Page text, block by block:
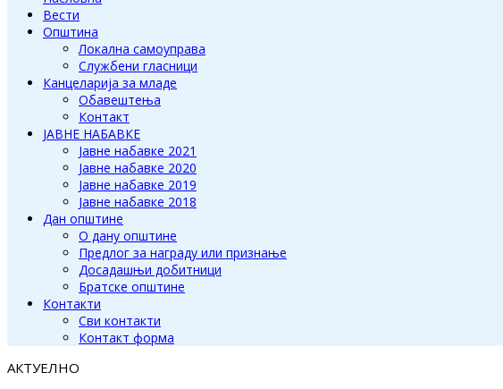
Вести
Општина
Локална самоуправа
Службени гласници
Канцеларија за младе
Обавештења
Контакт
ЈАВНЕ НАБАВКЕ
Јавне набавке 2021
Јавне набавке 2020
Јавне набавке 2019
Јавне набавке 2018
Дан општине
О дану општине
Предлог за награду или признање
Досадашњи добитници
Братске општине
Контакти
Сви контакти
Контакт форма
АКТУЕЛНО